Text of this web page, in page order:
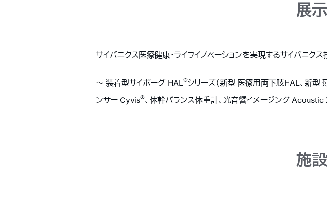
展
サイバニクス医療健康・ライフイノベーションを実現するサイバニク
～ 装着型サイボーグ HAL®シリーズ（新型 医療用両下肢HAL、新型
ンサー Cyvis®、体幹バランス体重計、光音響イメージング Acoustic
施